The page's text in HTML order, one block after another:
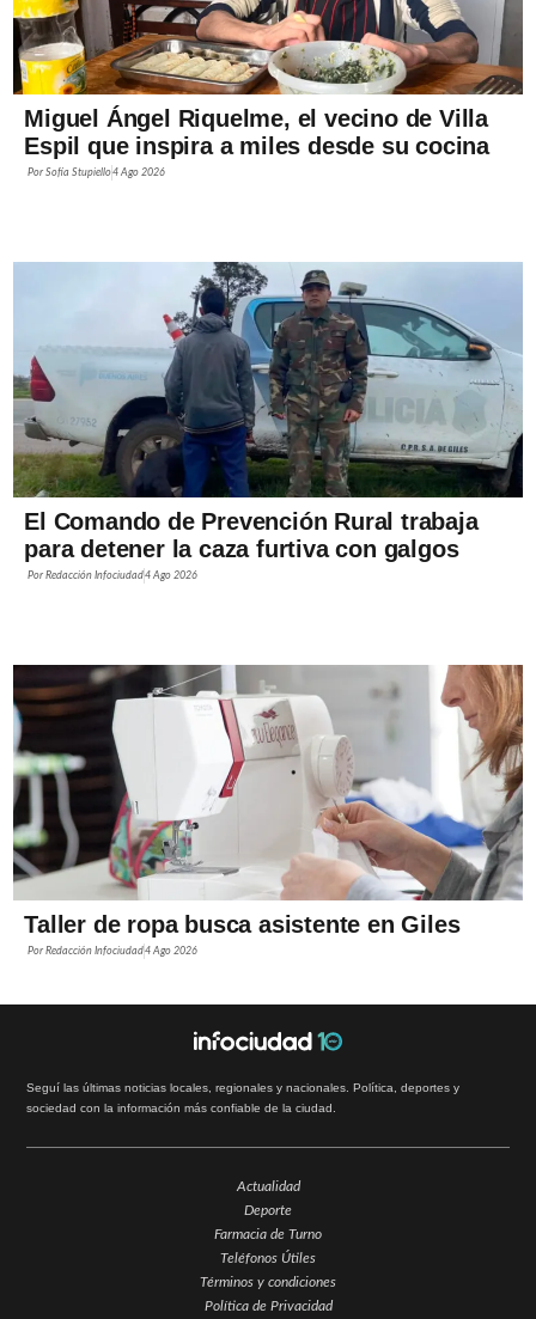
Miguel Ángel Riquelme, el vecino de Villa
Espil que inspira a miles desde su cocina
PorSofía Stupiello4 Ago 2026
El Comando de Prevención Rural trabaja
para detener la caza furtiva con galgos
PorRedacción Infociudad4 Ago 2026
Taller de ropa busca asistente en Giles
PorRedacción Infociudad4 Ago 2026
Seguí las últimas noticias locales, regionales y nacionales. Política, deportes y
sociedad con la información más confiable de la ciudad.
Actualidad
Deporte
Farmacia de Turno
Teléfonos Útiles
Términos y condiciones
Política de Privacidad